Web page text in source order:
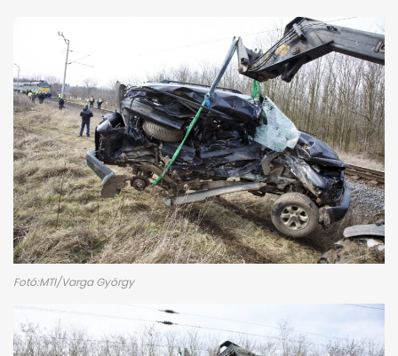
Fotó:MTI/Varga György